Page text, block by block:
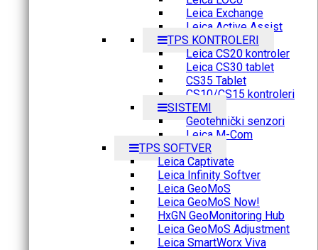
Leica Exchange
Leica Active Assist
TPS KONTROLERI
Leica CS20 kontroler
Leica CS30 tablet
CS35 Tablet
CS10/CS15 kontroleri
SISTEMI
Geotehnički senzori
Leica M-Com
TPS SOFTVER
Leica Captivate
Leica Infinity Softver
Leica GeoMoS
Leica GeoMoS Now!
HxGN GeoMonitoring Hub
Leica GeoMoS Adjustment
Leica SmartWorx Viva